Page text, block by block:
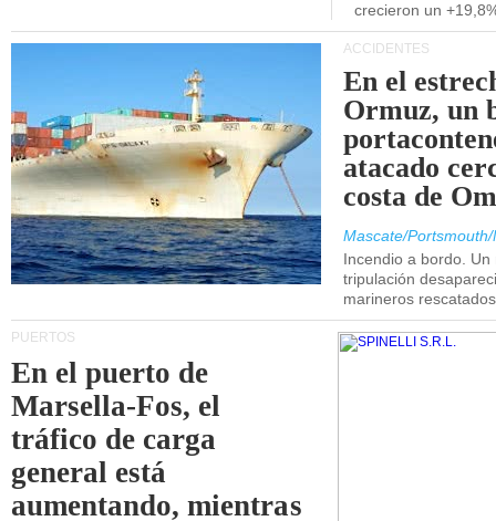
crecieron un
ACCIDENTES
En el
Ormuz, un
atacado
costa de
Mascate/
Incendio a bordo.
tripulación
marineros
PUERTOS
En el puerto de
Marsella-Fos, el
tráfico de carga
general está
aumentando, mientras